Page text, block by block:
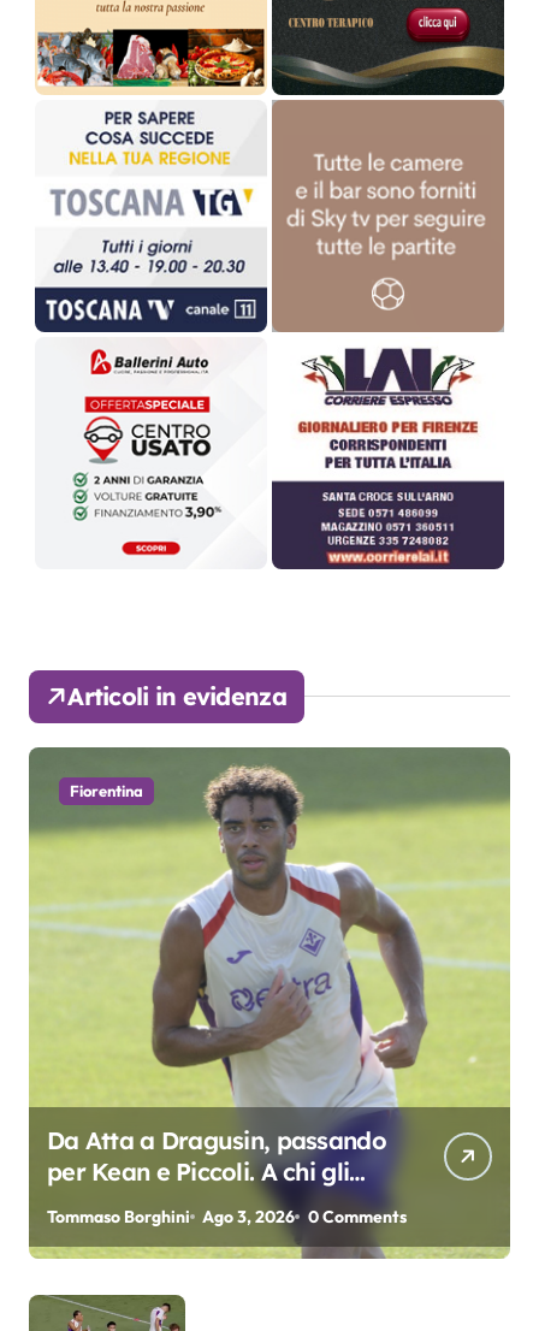
Articoli in evidenza
Fiorentina
Da Atta a Dragusin, passando
per Kean e Piccoli. A chi gli
oscar del precampionato?
Tommaso Borghini Ago 3, 2026 0 Comments